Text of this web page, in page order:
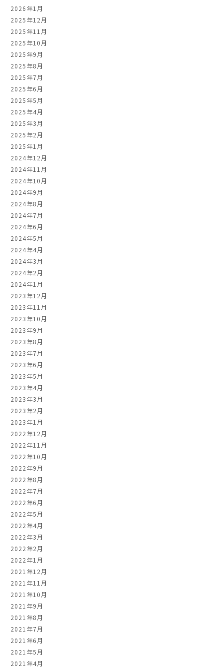
2026年1月
2025年12月
2025年11月
2025年10月
2025年9月
2025年8月
2025年7月
2025年6月
2025年5月
2025年4月
2025年3月
2025年2月
2025年1月
2024年12月
2024年11月
2024年10月
2024年9月
2024年8月
2024年7月
2024年6月
2024年5月
2024年4月
2024年3月
2024年2月
2024年1月
2023年12月
2023年11月
2023年10月
2023年9月
2023年8月
2023年7月
2023年6月
2023年5月
2023年4月
2023年3月
2023年2月
2023年1月
2022年12月
2022年11月
2022年10月
2022年9月
2022年8月
2022年7月
2022年6月
2022年5月
2022年4月
2022年3月
2022年2月
2022年1月
2021年12月
2021年11月
2021年10月
2021年9月
2021年8月
2021年7月
2021年6月
2021年5月
2021年4月